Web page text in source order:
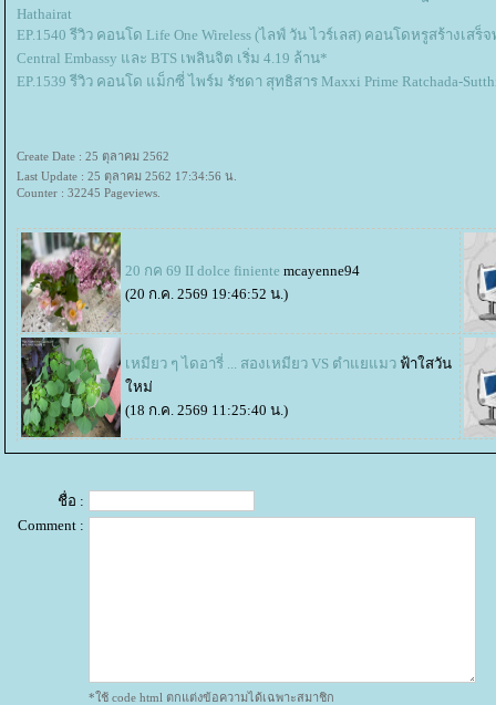
Hathairat
EP.1540 รีวิว คอนโด Life One Wireless (ไลฟ์ วัน ไวร์เลส) คอนโดหรูสร้างเ
Central Embassy และ BTS เพลินจิต เริ่ม 4.19 ล้าน*
EP.1539 รีวิว คอนโด แม็กซี่ ไพร์ม รัชดา สุทธิสาร Maxxi Prime Ratchada-
Create Date : 25 ตุลาคม 2562
Last Update : 25 ตุลาคม 2562 17:34:56 น.
Counter : 32245 Pageviews.
20 กค 69 II dolce finiente mcayenne94
(20 ก.ค. 2569 19:46:52 น.)
เหมียว ๆ ไดอารี่ ... สองเหมียว VS ตำแยแมว ฟ้าใสวัน
หม่
(18 ก.ค. 2569 11:25:40 น.)
ชื่อ :
Comment :
*ใช้ code html ตกแต่งข้อความได้เฉพาะสมาชิก